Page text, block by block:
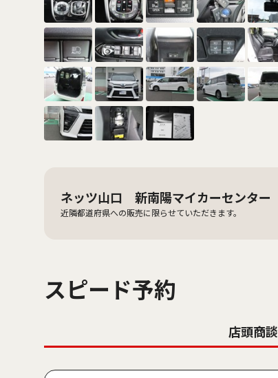
ネッツ山口 新南陽マイカーセンター
近隣都道府県への販売に限らせていただきます。
スピード予約
店頭商談